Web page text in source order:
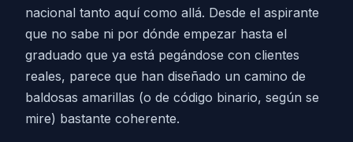
nacional tanto aquí como allá. Desde el aspirante
que no sabe ni por dónde empezar hasta el
graduado que ya está pegándose con clientes
reales, parece que han diseñado un camino de
baldosas amarillas (o de código binario, según se
mire) bastante coherente.